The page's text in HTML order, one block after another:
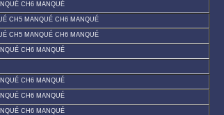
CH6 MANQUÉ
CH5 MANQUÉ CH6 MANQUÉ
CH5 MANQUÉ CH6 MANQUÉ
CH6 MANQUÉ
CH6 MANQUÉ
CH6 MANQUÉ
CH6 MANQUÉ